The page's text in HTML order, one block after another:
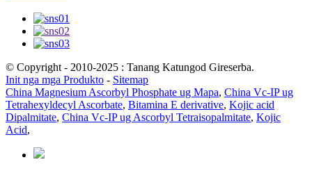
© Copyright - 2010-2025 : Tanang Katungod Gireserba.
Init nga mga Produkto - Sitemap
China Magnesium Ascorbyl Phosphate ug Mapa, China Vc-IP ug
Tetrahexyldecyl Ascorbate, Bitamina E derivative, Kojic acid
Dipalmitate, China Vc-IP ug Ascorbyl Tetraisopalmitate, Kojic
Acid,